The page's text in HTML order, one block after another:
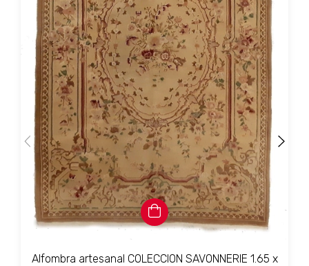
Alfombra artesanal COLECCION SAVONNERIE 1.65 x